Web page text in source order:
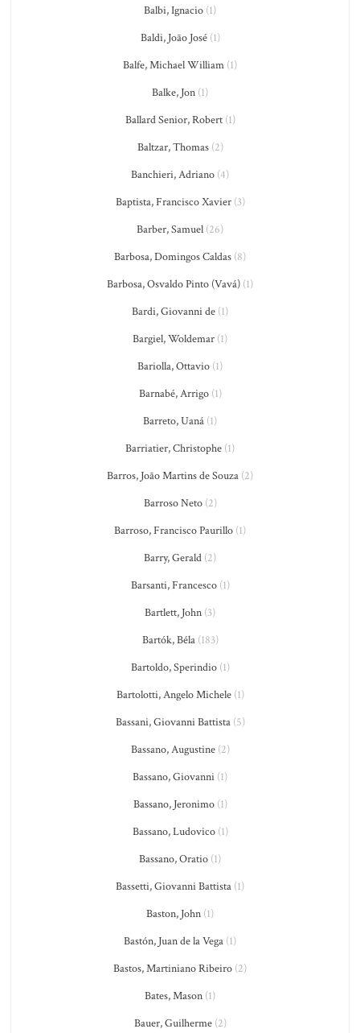
Balbi, Ignacio (1)
Baldi, João José(1)
Balfe, Michael William (1)
Balke, Jon (1)
Ballard Senior, Robert(1)
Baltzar, Thomas(2)
Banchieri, Adriano (4)
Baptista, Francisco Xavier(3)
Barber, Samuel (26)
Barbosa, Domingos Caldas (8)
Barbosa, Osvaldo Pinto (Vavá) (1)
Bardi, Giovanni de (1)
Bargiel, Woldemar (1)
Bariolla, Ottavio (1)
Barnabé, Arrigo(1)
Barreto, Uaná (1)
Barriatier, Christophe (1)
Barros, João Martins de Souza (2)
Barroso Neto(2)
Barroso, Francisco Paurillo (1)
Barry, Gerald (2)
Barsanti, Francesco(1)
Bartlett, John (3)
Bartók, Béla(183)
Bartoldo, Sperindio(1)
Bartolotti, Angelo Michele(1)
Bassani, Giovanni Battista(5)
Bassano, Augustine(2)
Bassano, Giovanni (1)
Bassano, Jeronimo(1)
Bassano, Ludovico(1)
Bassano, Oratio (1)
Bassetti, Giovanni Battista (1)
Baston, John (1)
Bastón, Juan de la Vega (1)
Bastos, Martiniano Ribeiro (2)
Bates, Mason (1)
Bauer, Guilherme(2)